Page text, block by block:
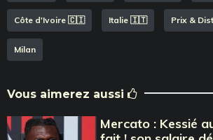
Côte d'Ivoire 🇨🇮 Italie 🇮🇹 Prix &
Milan
Vous aimerez aussi
Mercato : Kessié